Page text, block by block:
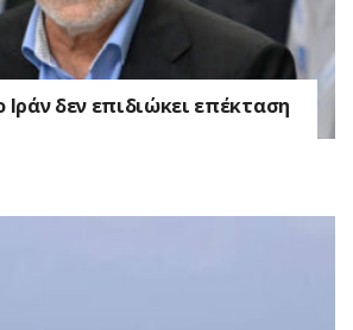
Ιράν δεν επιδιώκει επέκταση